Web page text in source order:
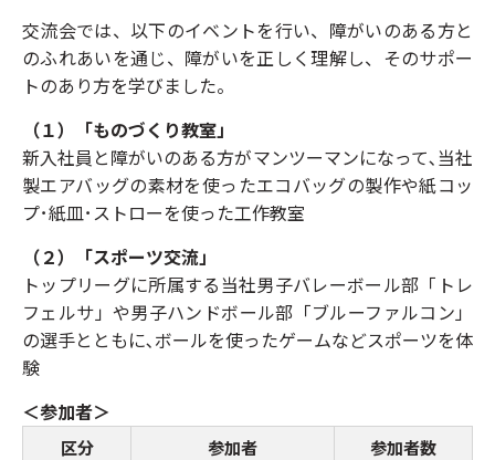
交流会では、以下のイベントを行い、障がいのある方と
のふれあいを通じ、障がいを正しく理解し、そのサポー
トのあり方を学びました。
（１）「ものづくり教室」
新入社員と障がいのある方がマンツーマンになって､当社
製エアバッグの素材を使ったエコバッグの製作や紙コッ
プ･紙皿･ストローを使った工作教室
（２）「スポーツ交流」
トップリーグに所属する当社男子バレーボール部「トレ
フェルサ」や男子ハンドボール部「ブルーファルコン」
の選手とともに､ボールを使ったゲームなどスポーツを体
験
＜参加者＞
区分 参加者 参加者数